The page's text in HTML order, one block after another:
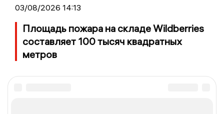
03/08/2026 14:13
Площадь пожара на складе Wildberries
составляет 100 тысяч квадратных
метров